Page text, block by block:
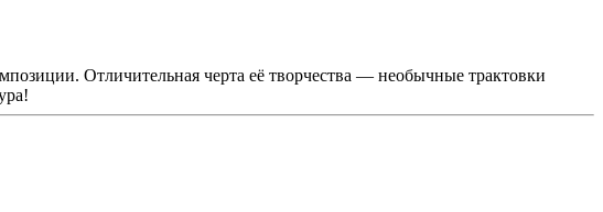
Отличительная черта её творчества — необычные трактовки